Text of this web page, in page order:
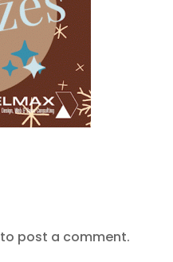
to post a comment.